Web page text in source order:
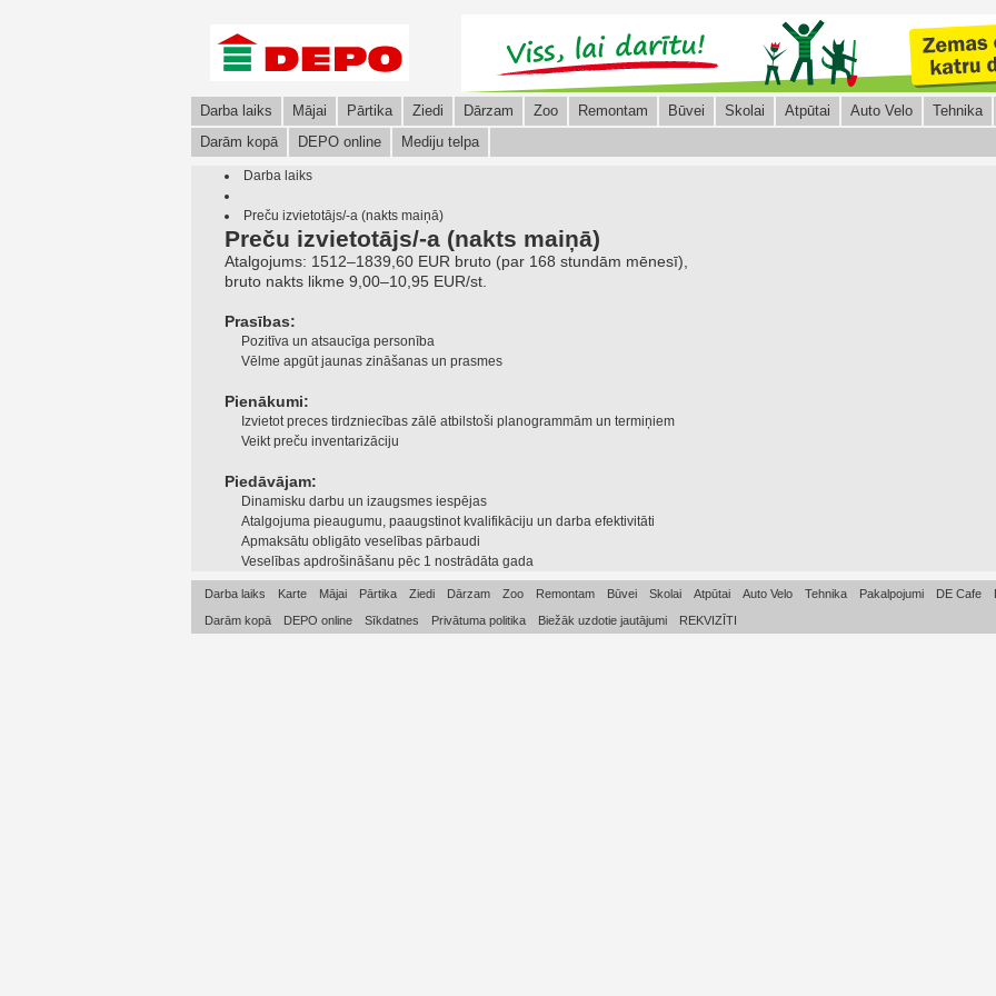
Darba laiks Mājai Pārtika Ziedi Dārzam Zoo Remontam Būvei Skolai Atpūtai Auto Velo Tehnika
Darām kopā
DEPO online Mediju telpa
Darba laiks
Preču izvietotājs/-a (nakts maiņā)
Preču izvietotājs/-a (nakts maiņā)
Atalgojums: 1512–1839,60 EUR bruto (par 168 stundām mēnesī),
bruto nakts likme 9,00–10,95 EUR/st.
Prasības:
Pozitīva un atsaucīga personība
Vēlme apgūt jaunas zināšanas un prasmes
Pienākumi:
Izvietot preces tirdzniecības zālē atbilstoši planogrammām un termiņiem
Veikt preču inventarizāciju
Piedāvājam:
Dinamisku darbu un izaugsmes iespējas
Atalgojuma pieaugumu, paaugstinot kvalifikāciju un darba efektivitāti
Apmaksātu obligāto veselības pārbaudi
Veselības apdrošināšanu pēc 1 nostrādāta gada
Darba laiks Karte Mājai Pārtika Ziedi Dārzam Zoo Remontam Būvei Skolai Atpūtai Auto Velo Tehnika Pakalpojumi DE Cafe
Darām kopā
DEPO online Sīkdatnes Privātuma politika Biežāk uzdotie jautājumi REKVIZĪTI